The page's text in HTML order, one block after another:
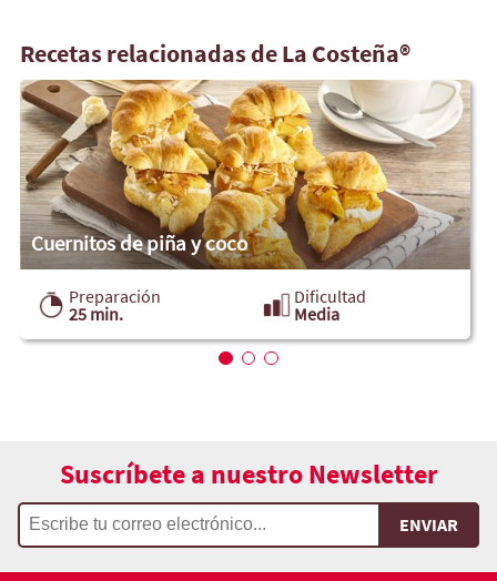
Recetas relacionadas de La Costeña®
Cuernitos de piña y coco
Preparación
25 min.
Dificultad
Media
Suscríbete a nuestro Newsletter